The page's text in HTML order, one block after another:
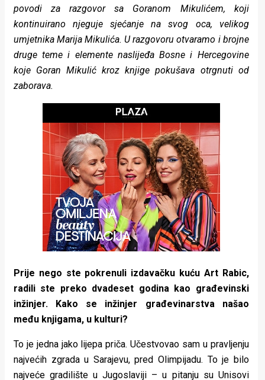
Places
Aktivizam
Aktuelnosti
Promo
Magazin
povodi za razgovor sa Goranom Mikulićem, koji
kontinuirano njeguje sjećanje na svog oca, velikog
umjetnika Marija Mikulića. U razgovoru otvaramo i brojne
druge teme i elemente naslijeđa Bosne i Hercegovine
koje Goran Mikulić kroz knjige pokušava otrgnuti od
zaborava.
Prije nego ste pokrenuli izdavačku kuću Art Rabic,
radili ste preko dvadeset godina kao građevinski
inžinjer. Kako se inžinjer građevinarstva našao
među knjigama, u kulturi?
To je jedna jako lijepa priča. Učestvovao sam u pravljenju
najvećih zgrada u Sarajevu, pred Olimpijadu. To je bilo
najveće gradilište u Jugoslaviji – u pitanju su Unisovi